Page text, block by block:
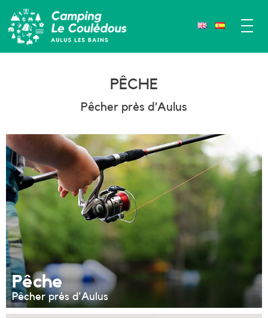
PÊCHE
Pêcher près d’Aulus
Pêche
Pêcher près d'Aulus